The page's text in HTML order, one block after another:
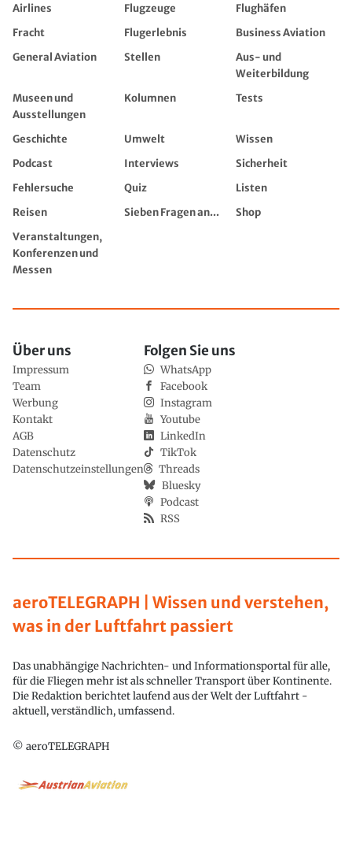
Airlines Flugzeuge
Flughäfen
Fracht
Flugerlebnis
Business Aviation
General Aviation
Stellen
Aus- und
Weiterbildung
Museen und
Ausstellungen
Kolumnen Tests
Geschichte Umwelt
Wissen
Podcast
Interviews
Sicherheit
Fehlersuche
Quiz
Listen
Reisen
Sieben Fragen an...
Shop
Veranstaltungen,
Konferenzen und
Messen
aeroTELEGRAPH | Wissen und verstehen,
was in der Luftfahrt passiert
Das unabhängige Nachrichten- und Informationsportal für alle,
für die Fliegen mehr ist als schneller Transport über Kontinente.
Die Redaktion berichtet laufend aus der Welt der Luftfahrt -
aktuell, verständlich, umfassend.
© aeroTELEGRAPH
Über uns
Impressum
Team
Werbung
Kontakt
AGB
Datenschutz
Datenschutzeinstellungen
Folgen Sie uns
WhatsApp
Facebook
Instagram
Youtube
LinkedIn
TikTok
Threads
Bluesky
Podcast
RSS